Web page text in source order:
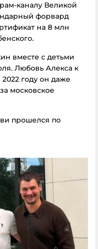
каналу Великой
форвард
на 8 млн
вместе с детьми
Любовь Алекса к
году он даже
московское
прошелся по